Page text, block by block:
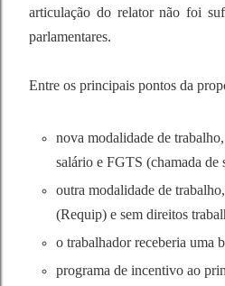
articulação do relator não foi
parlamentares.
Entre os principais pontos da
nova modalidade de
salário e FGTS (chamada
outra modalidade de
(Requip) e sem direitos
o trabalhador receberia uma
programa de incentivo ao